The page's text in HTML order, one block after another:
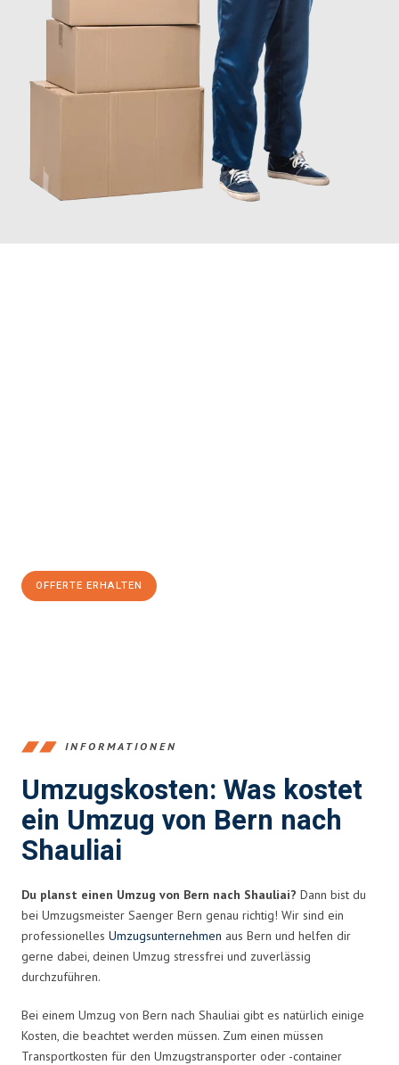
OFFERTE ERHALTEN
INFORMATIONEN
Umzugskosten: Was kostet
ein Umzug von Bern nach
Shauliai
Du planst einen Umzug von Bern nach Shauliai? Dann bist du
bei Umzugsmeister Saenger Bern genau richtig! Wir sind ein
professionelles Umzugsunternehmen aus Bern und helfen dir
gerne dabei, deinen Umzug stressfrei und zuverlässig
durchzuführen.
Bei einem Umzug von Bern nach Shauliai gibt es natürlich einige
Kosten, die beachtet werden müssen. Zum einen müssen
Transportkosten für den Umzugstransporter oder -container